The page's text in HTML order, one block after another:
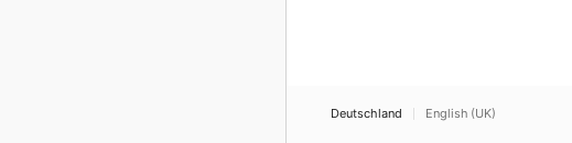
Deutschland English (UK)